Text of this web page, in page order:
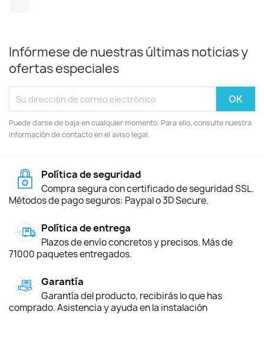
Infórmese de nuestras últimas noticias y
ofertas especiales
Puede darse de baja en cualquier momento. Para ello, consulte nuestra
información de contacto en el aviso legal.
Política de seguridad
Compra segura con certificado de seguridad SSL.
Métodos de pago seguros: Paypal o 3D Secure.
Política de entrega
Plazos de envío concretos y precisos. Más de
71000 paquetes entregados.
Garantía
Garantía del producto, recibirás lo que has
comprado. Asistencia y ayuda en la instalación